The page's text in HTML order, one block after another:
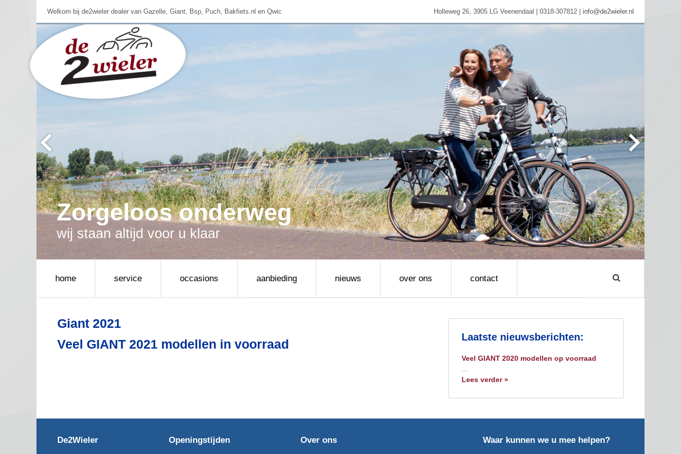
Welkom bij de2wieler dealer van Gazelle, Giant, Bsp, Puch, Bakfiets.nl en Qwic Holleweg 26, 3905 LG Veenendaal | 0318-307812 | info@de2wieler.nl
De2Wieler, nieuw in Veenendaal
wij zijn dealer van meerdere topmerken
Zorgeloos onderweg
wij staan altijd voor u klaar
De nieuwste modellen
kom ze bekijken in onze showroom
home service occasions aanbieding nieuws over ons contact
Giant 2021
Veel GIANT 2021 modellen in voorraad
Laatste nieuwsberichten:
Veel GIANT 2020 modellen op voorraad
Lees verder »
De2Wieler Openingstijden Over ons Waar kunnen we u mee helpen?